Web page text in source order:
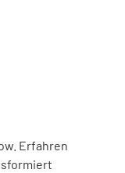
Erfahren